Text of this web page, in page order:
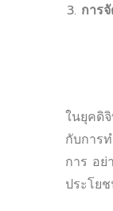
การ
ในยุคดิ
กับการ
การ อย่
ประโย